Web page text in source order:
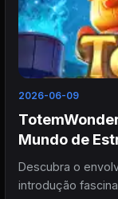
2026-06-09
Mundo de
Descubra o
introdução